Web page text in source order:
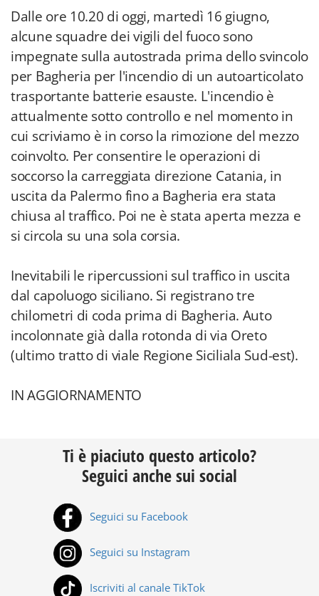
Dalle ore 10.20 di oggi, martedì 16 giugno,
alcune squadre dei vigili del fuoco sono
impegnate sulla autostrada prima dello svincolo
per Bagheria per l'incendio di un autoarticolato
trasportante batterie esauste. L'incendio è
attualmente sotto controllo e nel momento in
cui scriviamo è in corso la rimozione del mezzo
coinvolto. Per consentire le operazioni di
soccorso la carreggiata direzione Catania, in
uscita da Palermo fino a Bagheria era stata
chiusa al traffico. Poi ne è stata aperta mezza e
si circola su una sola corsia.
Inevitabili le ripercussioni sul traffico in uscita
dal capoluogo siciliano. Si registrano tre
chilometri di coda prima di Bagheria. Auto
incolonnate già dalla rotonda di via Oreto
(ultimo tratto di viale Regione Siciliala Sud-est).
IN AGGIORNAMENTO
Ti è piaciuto questo articolo?
Seguici anche sui social
Seguici su Facebook
Seguici su Instagram
Iscriviti al canale TikTok